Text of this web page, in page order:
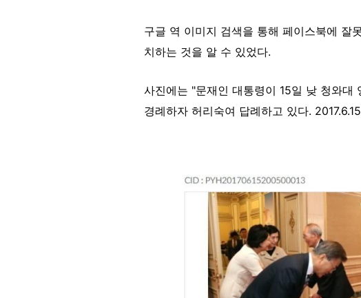
구글 역 이미지 검색을 통해 페이스북에 잘
치하는 것을 알 수 있었다.
사진에는 "문재인 대통령이 15일 낮 청와
경례하자 허리숙여 답례하고 있다.